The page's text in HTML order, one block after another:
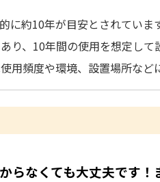
に約10年が目安とされてい
り、10年間の使用を想定し
用頻度や環境、設置場所など
らなくても大丈夫です！